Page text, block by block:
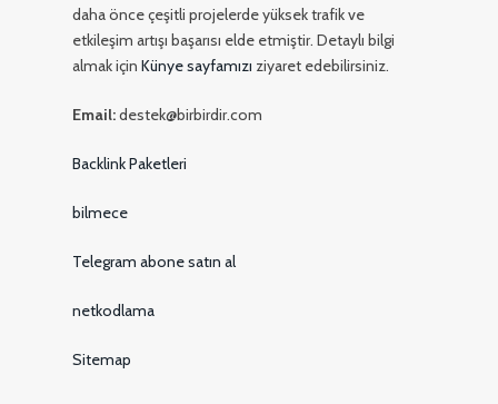
daha önce çeşitli projelerde yüksek trafik ve
etkileşim artışı başarısı elde etmiştir. Detaylı bilgi
almak içinKünye sayfamızı ziyaret edebilirsiniz.
Email:destek@birbirdir.com
Backlink Paketleri
bilmece
Telegram abone satın al
netkodlama
Sitemap